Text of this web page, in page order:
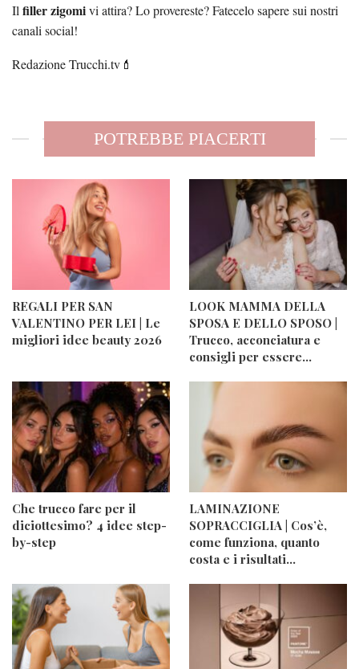
Il filler zigomivi attira? Lo provereste? Fatecelo sapere sui nostri
canali social!
Redazione Trucchi.tv💄
POTREBBE PIACERTI
REGALI PER SAN
VALENTINO PER LEI | Le
migliori idee beauty 2026
LOOK MAMMA DELLA
SPOSA E DELLO SPOSO |
Trucco, acconciatura e
consigli per essere…
Che trucco fare per il
diciottesimo? 4 idee step-
by-step
LAMINAZIONE
SOPRACCIGLIA | Cos’è,
come funziona, quanto
costa e i risultati…